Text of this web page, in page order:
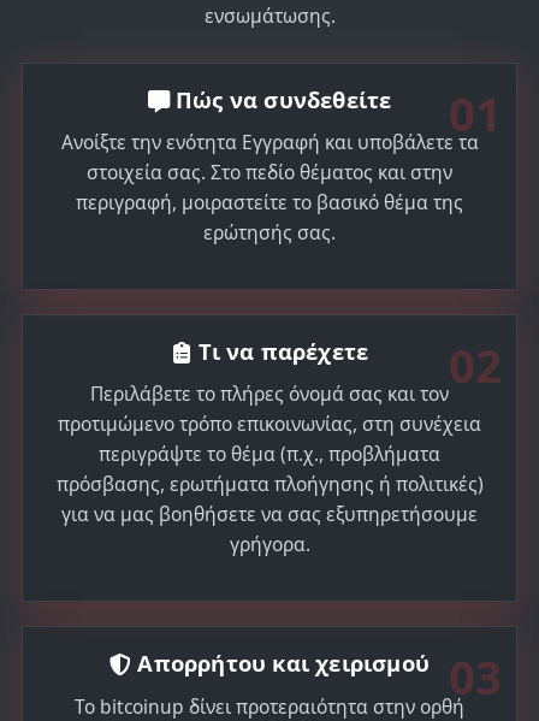
ενσωμάτωσης.
01
Πώς να συνδεθείτε
Ανοίξτε την ενότητα Εγγραφή και υποβάλετε τα
στοιχεία σας. Στο πεδίο θέματος και στην
περιγραφή, μοιραστείτε το βασικό θέμα της
ερώτησής σας.
02
Τι να παρέχετε
Περιλάβετε το πλήρες όνομά σας και τον
προτιμώμενο τρόπο επικοινωνίας, στη συνέχεια
περιγράψτε το θέμα (π.χ., προβλήματα
πρόσβασης, ερωτήματα πλοήγησης ή πολιτικές)
για να μας βοηθήσετε να σας εξυπηρετήσουμε
γρήγορα.
03
Απορρήτου και χειρισμού
Το bitcoinup δίνει προτεραιότητα στην ορθή